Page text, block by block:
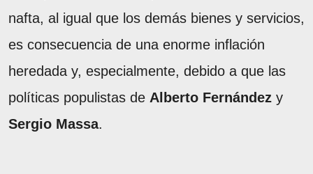
nafta, al igual que los demás bienes y servicios,
es consecuencia de una enorme inflación
heredada y, especialmente, debido a que las
políticas populistas de Alberto Fernández y
Sergio Massa.